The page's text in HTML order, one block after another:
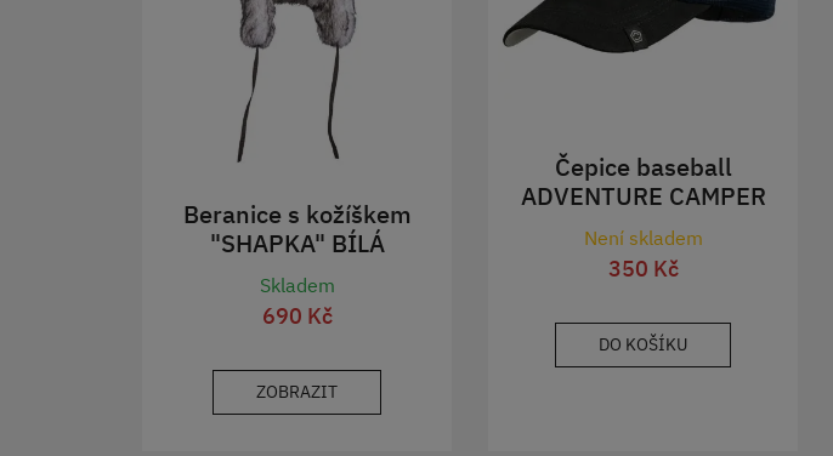
Beranice s kožíškem
"SHAPKA" BÍLÁ
Skladem
690 Kč
ZOBRAZIT
Čepice baseball
ADVENTURE CAMPER
Není skladem
350 Kč
DO KOŠÍKU